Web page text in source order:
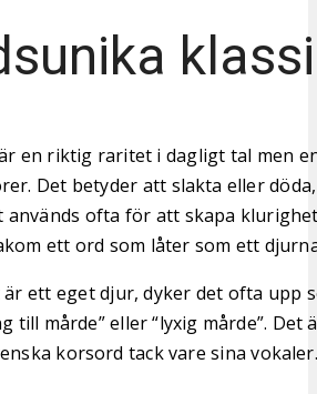
en riktig raritet i dagligt tal men
Det betyder att slakta eller
används ofta för att skapa
ett ord som låter som ett
ett eget djur, dyker det ofta upp
till mårde” eller “lyxig mårde”. Det
korsord tack vare sina vokaler.